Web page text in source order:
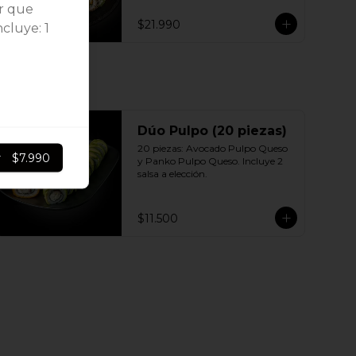
cebollín 10 | Ciboulette - Pollo,
queso crema, cebollín 10 | Panko -
$21.990
Dúo Pulpo (20 piezas)
20 piezas: Avocado Pulpo Queso
y Panko Pulpo Queso. Incluye 2
salsa a elección.
$11.500
que
1
$7.990